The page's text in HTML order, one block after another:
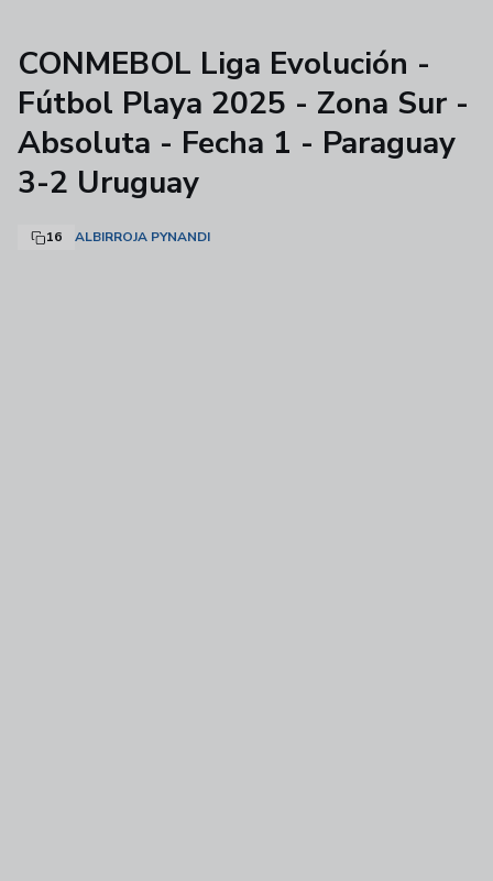
CONMEBOL Liga Evolución -
Fútbol Playa 2025 - Zona Sur -
Absoluta - Fecha 1 - Paraguay
3-2 Uruguay
16 ALBIRROJA PYNANDI